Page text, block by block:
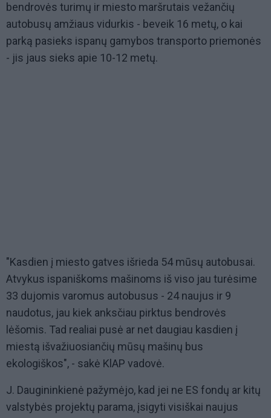
bendrovės turimų ir miesto maršrutais vežančių
autobusų amžiaus vidurkis - beveik 16 metų, o kai
parką pasieks ispanų gamybos transporto priemonės
- jis jaus sieks apie 10-12 metų.
"Kasdien į miesto gatves išrieda 54 mūsų autobusai.
Atvykus ispaniškoms mašinoms iš viso jau turėsime
33 dujomis varomus autobusus - 24 naujus ir 9
naudotus, jau kiek anksčiau pirktus bendrovės
lėšomis. Tad realiai pusė ar net daugiau kasdien į
miestą išvažiuosiančių mūsų mašinų bus
ekologiškos", - sakė KlAP vadovė.
J. Daugininkienė pažymėjo, kad jei ne ES fondų ar kitų
valstybės projektų parama, įsigyti visiškai naujus